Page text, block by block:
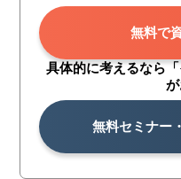
無料で
具体的に考えるなら
無料セミナー